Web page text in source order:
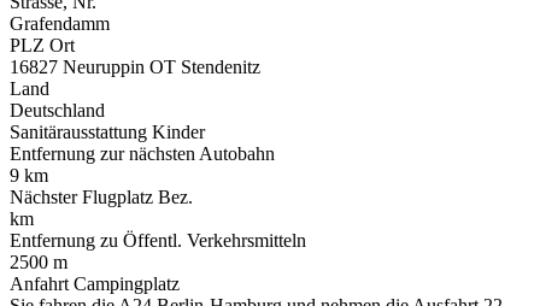
Grafendamm
PLZ Ort
16827 Neuruppin OT Stendenitz
Land
Deutschland
Sanitärausstattung Kinder
Entfernung zur nächsten Autobahn
9 km
Nächster Flugplatz Bez.
km
Entfernung zu Öffentl. Verkehrsmitteln
2500 m
Anfahrt Campingplatz